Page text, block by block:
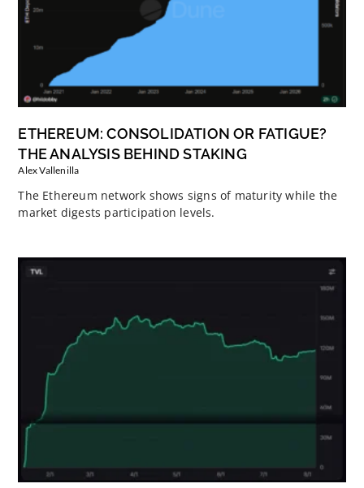
ETHEREUM: CONSOLIDATION OR FATIGUE?
THE ANALYSIS BEHIND STAKING
Alex Vallenilla
The Ethereum network shows signs of maturity while the
market digests participation levels.